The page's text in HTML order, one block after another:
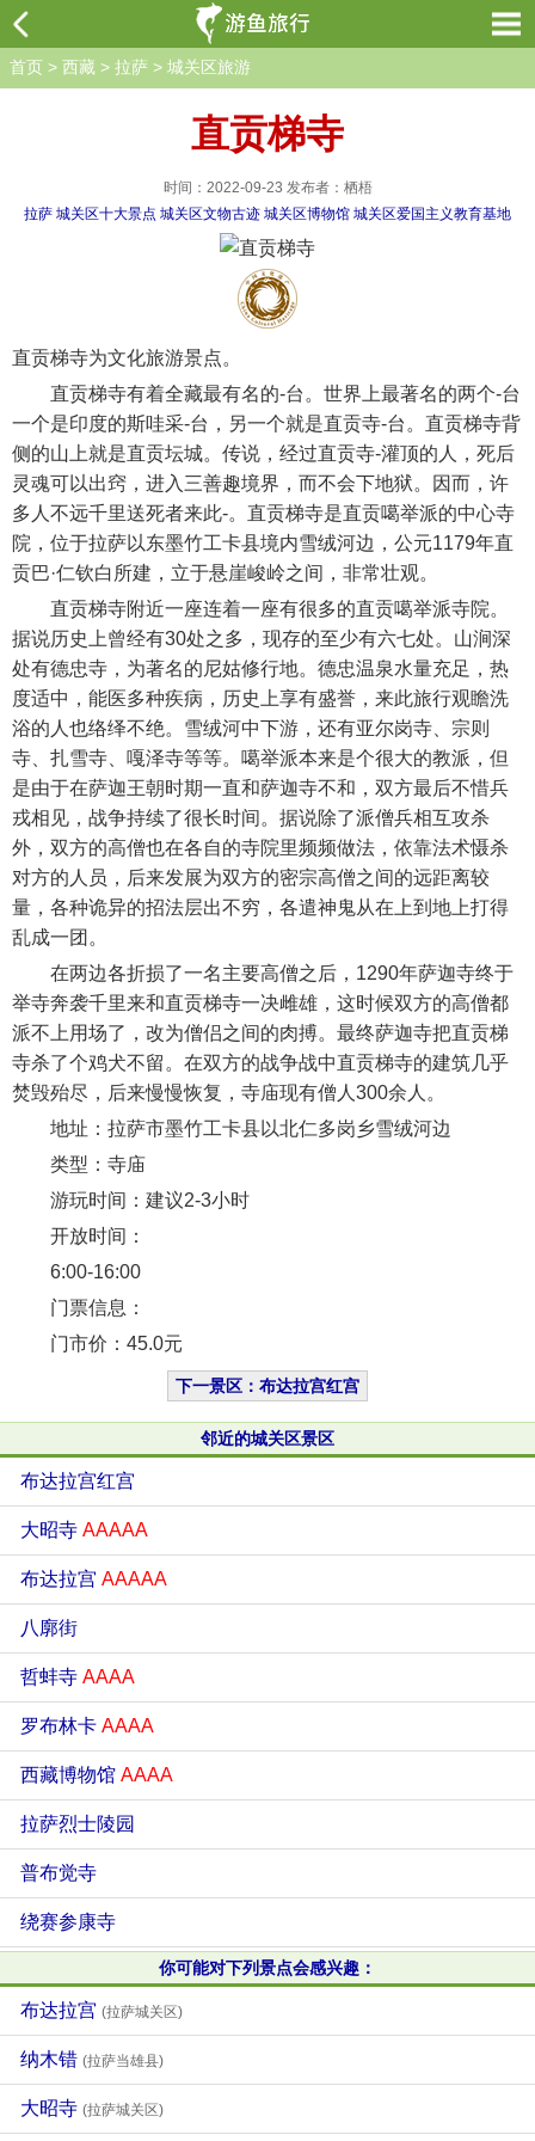
首页 > 西藏 > 拉萨 > 城关区旅游
直贡梯寺
时间：2022-09-23 发布者：栖梧
拉萨 城关区十大景点 城关区文物古迹 城关区博物馆 城关区爱国主义教育基地
直贡梯寺为文化旅游景点。
直贡梯寺有着全藏最有名的-台。世界上最著名的两个-台
一个是印度的斯哇采-台，另一个就是直贡寺-台。直贡梯寺背
侧的山上就是直贡坛城。传说，经过直贡寺-灌顶的人，死后
灵魂可以出窍，进入三善趣境界，而不会下地狱。因而，许
多人不远千里送死者来此-。直贡梯寺是直贡噶举派的中心寺
院，位于拉萨以东墨竹工卡县境内雪绒河边，公元1179年直
贡巴·仁钦白所建，立于悬崖峻岭之间，非常壮观。
直贡梯寺附近一座连着一座有很多的直贡噶举派寺院。
据说历史上曾经有30处之多，现存的至少有六七处。山涧深
处有德忠寺，为著名的尼姑修行地。德忠温泉水量充足，热
度适中，能医多种疾病，历史上享有盛誉，来此旅行观瞻洗
浴的人也络绎不绝。雪绒河中下游，还有亚尔岗寺、宗则
寺、扎雪寺、嘎泽寺等等。噶举派本来是个很大的教派，但
是由于在萨迦王朝时期一直和萨迦寺不和，双方最后不惜兵
戎相见，战争持续了很长时间。据说除了派僧兵相互攻杀
外，双方的高僧也在各自的寺院里频频做法，依靠法术慑杀
对方的人员，后来发展为双方的密宗高僧之间的远距离较
量，各种诡异的招法层出不穷，各遣神鬼从在上到地上打得
乱成一团。
在两边各折损了一名主要高僧之后，1290年萨迦寺终于
举寺奔袭千里来和直贡梯寺一决雌雄，这时候双方的高僧都
派不上用场了，改为僧侣之间的肉搏。最终萨迦寺把直贡梯
寺杀了个鸡犬不留。在双方的战争战中直贡梯寺的建筑几乎
焚毁殆尽，后来慢慢恢复，寺庙现有僧人300余人。
地址：拉萨市墨竹工卡县以北仁多岗乡雪绒河边
类型：寺庙
游玩时间：建议2-3小时
开放时间：
6:00-16:00
门票信息：
门市价：45.0元
下一景区：布达拉宫红宫
邻近的城关区景区
布达拉宫红宫
大昭寺 AAAAA
布达拉宫 AAAAA
八廓街
哲蚌寺 AAAA
罗布林卡 AAAA
西藏博物馆 AAAA
拉萨烈士陵园
普布觉寺
绕赛参康寺
你可能对下列景点会感兴趣：
布达拉宫 (拉萨城关区)
纳木错 (拉萨当雄县)
大昭寺 (拉萨城关区)